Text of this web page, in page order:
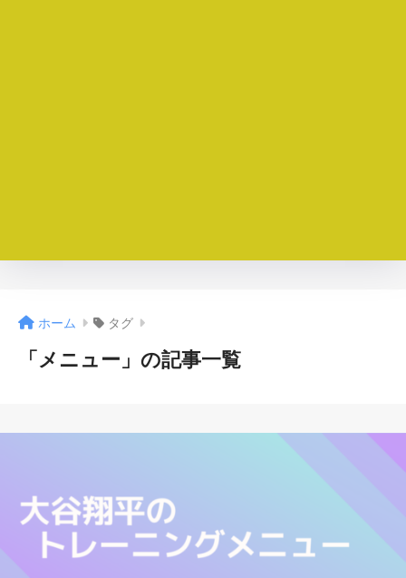
ホーム タグ
「メニュー」の記事一覧